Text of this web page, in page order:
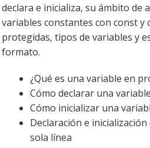
declara e inicializa, su ámbito de
variables constantes con const y
protegidas, tipos de variables y
formato.
¿Qué es una variable en
Cómo declarar una variable
Cómo inicializar una
Declaración e
sola línea